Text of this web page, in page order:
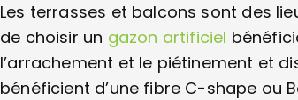
Les terrasses et balcons sont des
de choisir un gazon artificiel
l’arrachement et le piétinement et
bénéficient d’une fibre C-shape ou